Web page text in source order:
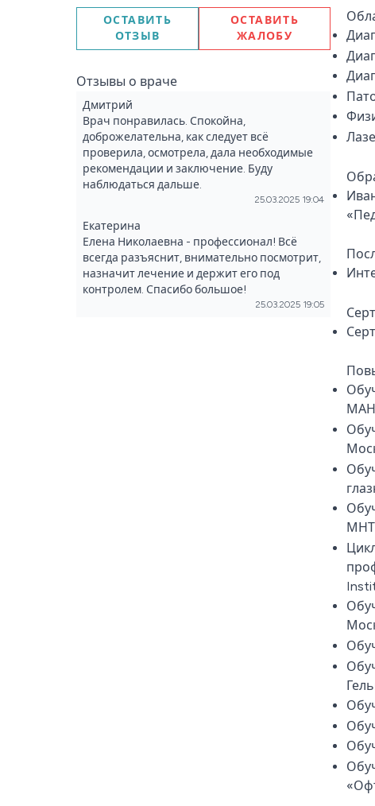
ОСТАВИТЬ
ОТЗЫВ
ОСТАВИТЬ
ЖАЛОБУ
Отзывы о враче
Дмитрий
Врач понравилась. Спокойна,
доброжелательна, как следует всё
проверила, осмотрела, дала необходимые
рекомендации и заключение. Буду
наблюдаться дальше.
25.03.2025 19:04
Екатерина
Елена Николаевна - профессионал! Всё
всегда разъяснит, внимательно посмотрит,
назначит лечение и держит его под
контролем. Спасибо большое!
25.03.2025 19:05